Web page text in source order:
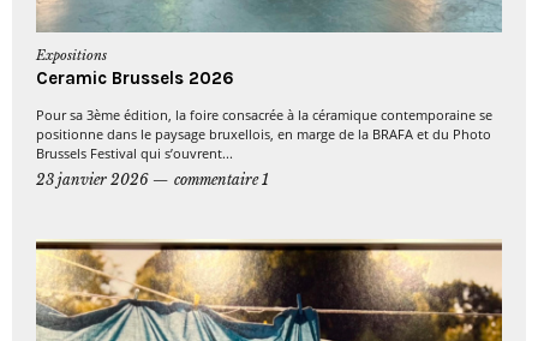
Expositions
Ceramic Brussels 2026
Pour sa 3ème édition, la foire consacrée à la céramique contemporaine se
positionne dans le paysage bruxellois, en marge de la BRAFA et du Photo
Brussels Festival qui s’ouvrent...
23 janvier 2026
commentaire 1